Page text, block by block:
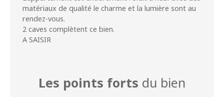
matériaux de qualité le charme et la lumière sont au
rendez-vous.
2 caves complètent ce bien.
A SAISIR
Les points forts du bien